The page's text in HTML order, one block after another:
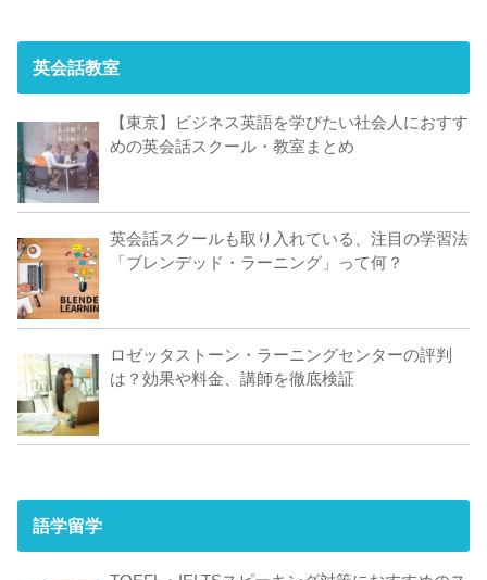
英会話教室
【東京】ビジネス英語を学びたい社会人におすす
めの英会話スクール・教室まとめ
英会話スクールも取り入れている、注目の学習法
「ブレンデッド・ラーニング」って何？
ロゼッタストーン・ラーニングセンターの評判
は？効果や料金、講師を徹底検証
語学留学